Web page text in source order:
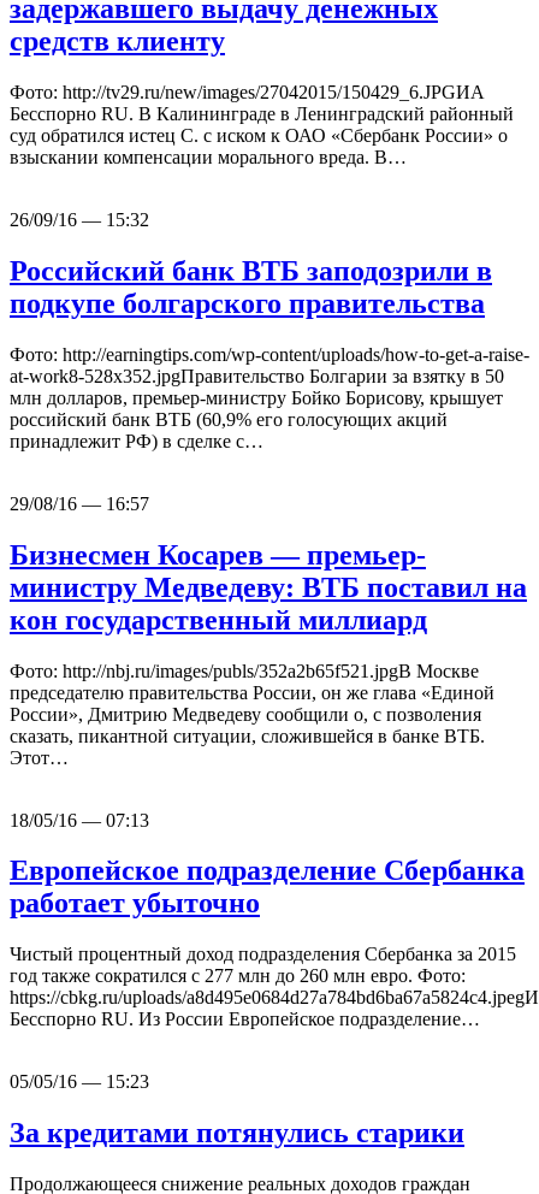
задержавшего выдачу денежных
средств клиенту
Фото: http://tv29.ru/new/images/27042015/150429_6.JPGИА
Бесспорно RU. В Калининграде в Ленинградский районный
суд обратился истец С. с иском к ОАО «Сбербанк России» о
взыскании компенсации морального вреда. В…
26/09/16 — 15:32
Российский банк ВТБ заподозрили в
подкупе болгарского правительства
Фото: http://earningtips.com/wp-content/uploads/how-to-get-a-raise-
at-work8-528x352.jpgПравительство Болгарии за взятку в 50
млн долларов, премьер-министру Бойко Борисову, крышует
российский банк ВТБ (60,9% его голосующих акций
принадлежит РФ) в сделке с…
29/08/16 — 16:57
Бизнесмен Косарев — премьер-
министру Медведеву: ВТБ поставил на
кон государственный миллиард
Фото: http://nbj.ru/images/publs/352a2b65f521.jpgВ Москве
председателю правительства России, он же глава «Единой
России», Дмитрию Медведеву сообщили о, с позволения
сказать, пикантной ситуации, сложившейся в банке ВТБ.
Этот…
18/05/16 — 07:13
Европейское подразделение Сбербанка
работает убыточно
Чистый процентный доход подразделения Сбербанка за 2015
год также сократился с 277 млн до 260 млн евро. Фото:
https://cbkg.ru/uploads/
Бесспорно RU. Из России Европейское подразделение…
05/05/16 — 15:23
За кредитами потянулись старики
Продолжающееся снижение реальных доходов граждан